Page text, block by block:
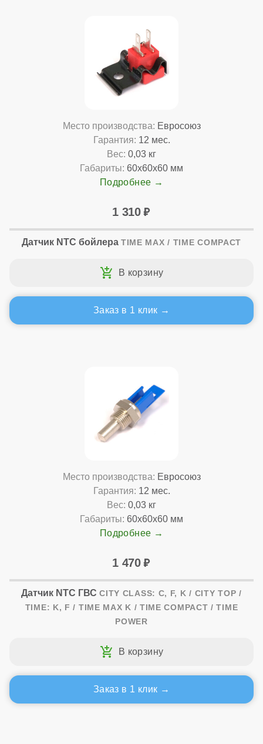
Место производства: Евросоюз
Гарантия: 12 мес.
Вес: 0,03 кг
Габариты: 60x60x60 мм
Подробнее
1 310
Датчик NTC бойлера TIME MAX / TIME COMPACT
Заказ в 1 клик
Место производства: Евросоюз
Гарантия: 12 мес.
Вес: 0,03 кг
Габариты: 60x60x60 мм
Подробнее
1 470
Датчик NTC ГВС CITY CLASS: C, F, K / CITY TOP /
TIME: K, F / TIME MAX K / TIME COMPACT / TIME
POWER
Заказ в 1 клик